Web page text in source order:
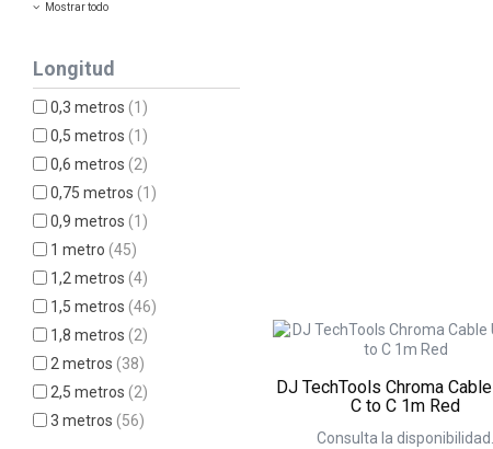
Mostrar todo
Longitud
0,3 metros(1)
0,5 metros(1)
0,6 metros(2)
0,75 metros(1)
0,9 metros(1)
1 metro(45)
1,2 metros(4)
1,5 metros(46)
1,8 metros(2)
2 metros(38)
2,5 metros(2)
3 metros(56)
DJ TechTools Chroma
C to C 1m Red
Consulta la disponibilidad.